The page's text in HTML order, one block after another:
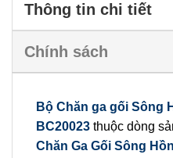
Thông tin chi tiết
Chính sách
Bộ Chăn ga gối Sông
BC20023 thuộc dòng
Chăn Ga Gối Sông